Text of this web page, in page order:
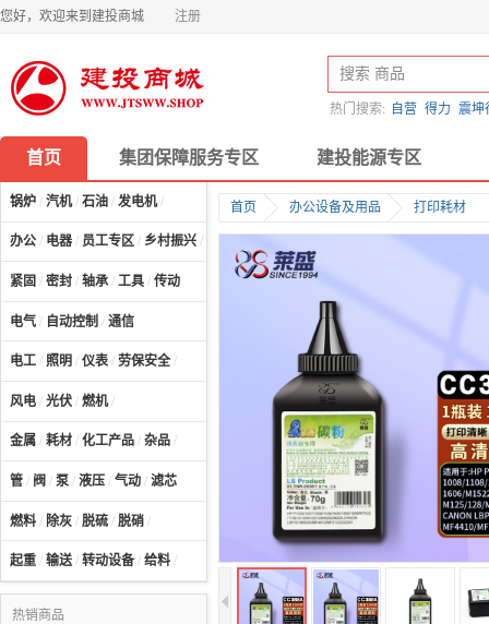
您好，欢迎来到建投商城 注册
热门搜索: 自营 得力 震坤
首页 集团保障服务专区 建投能源专区
锅炉 / 汽机/ 石油 / 发电机/
办公 / 电器 / 员工专区 / 乡村振兴 /
紧固 / 密封 / 轴承 / 工具 / 传动
电气 / 自动控制 / 通信
电工 / 照明 / 仪表 / 劳保安全 /
风电 / 光伏 / 燃机/
金属 / 耗材 / 化工产品 / 杂品 /
管 / 阀 / 泵 / 液压 / 气动 / 滤芯
燃料 / 除灰 / 脱硫 / 脱硝 /
起重 / 输送/ 转动设备 / 给料 /
热销商品
首页 办公设备及用品 打印耗材